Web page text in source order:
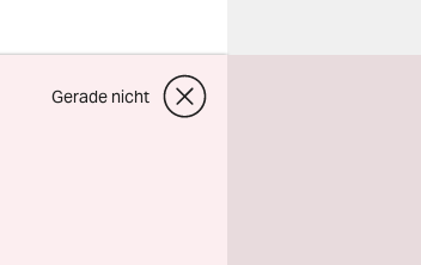
Gerade nicht